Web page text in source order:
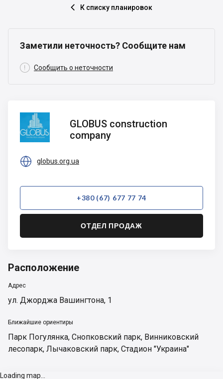
 К списку планировок
Заметили неточность? Сообщите нам
 Сообщить о неточности
GLOBUS
construction
company
GLOBUS construction
company
 globus.org.ua
+380 (67) 677 77 74
ОТДЕЛ ПРОДАЖ
Расположение
Адрес
ул. Джорджа Вашингтона, 1
Ближайшие ориентиры
Парк Погулянка, Снопковский парк, Винниковский
лесопарк, Лычаковский парк, Стадион "Украина"
Loading map...